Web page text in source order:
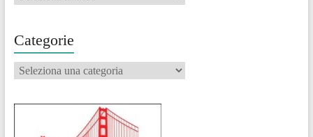
Categorie
Categorie